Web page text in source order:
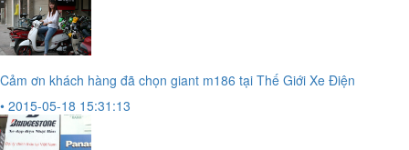
Cảm ơn khách hàng đã chọn giant m186 tại Thế Giới Xe Điện
• 2015-05-18 15:31:13